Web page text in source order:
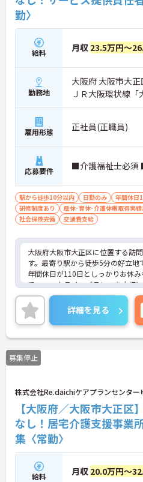
勤〉
給料 月収 23.5万円～
勤務地
大阪府 大阪市大
ＪＲ大阪環状線
雇用形態 正社員(正職員)
応募要件 ■介護福祉士必須
駅から徒歩10分以内 日勤のみ 年間休日
研修制度あり
産休･育休･介護休暇取得実績
社会保険完備
交通費支給
大阪府大阪市大正区に位置する訪
す。最寄り駅から徒歩5分の好立地
年間休日が110日としっかりお休
で、ワークライフバランスを大切
すめです。
日勤のみで残業はありませんので
定も立てやすいです。
ご興味のある方には、面接対策ポ
に詳細をお話しいたしますのでお
さい！
詳細を見る
募集停止
株式会社Re.daichiケアプランセンター
【大阪府／大阪市大正
なし！居宅介護支援事業
集〈常勤〉
給料 月収 20.0万円～